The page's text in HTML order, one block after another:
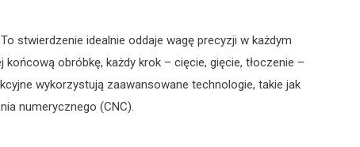
stwierdzenie idealnie oddaje wagę precyzji w każdym
obróbkę, każdy krok – cięcie, gięcie, tłoczenie –
wykorzystują zaawansowane technologie, takie jak
numerycznego (CNC).